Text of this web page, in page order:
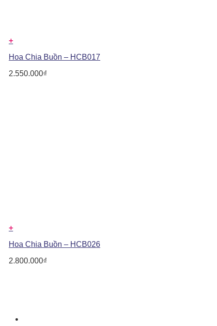
+
Hoa Chia Buồn – HCB017
2.550.000₫
+
Hoa Chia Buồn – HCB026
2.800.000₫